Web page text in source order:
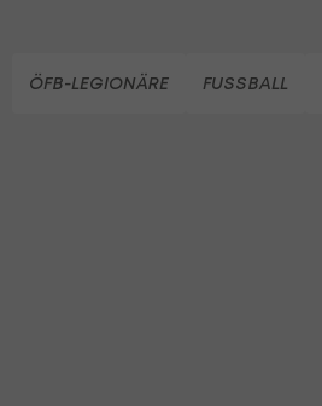
ÖFB-LEGIONÄRE FUSSBALL